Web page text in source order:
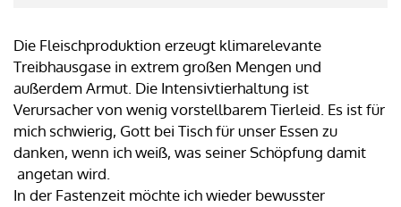
Die Fleischproduktion erzeugt klimarelevante
Treibhausgase in extrem großen Mengen und
außerdem Armut. Die Intensivtierhaltung ist
Verursacher von wenig vorstellbarem Tierleid. Es ist für
mich schwierig, Gott bei Tisch für unser Essen zu
danken, wenn ich weiß, was seiner Schöpfung damit
angetan wird.
In der Fastenzeit möchte ich wieder bewusster